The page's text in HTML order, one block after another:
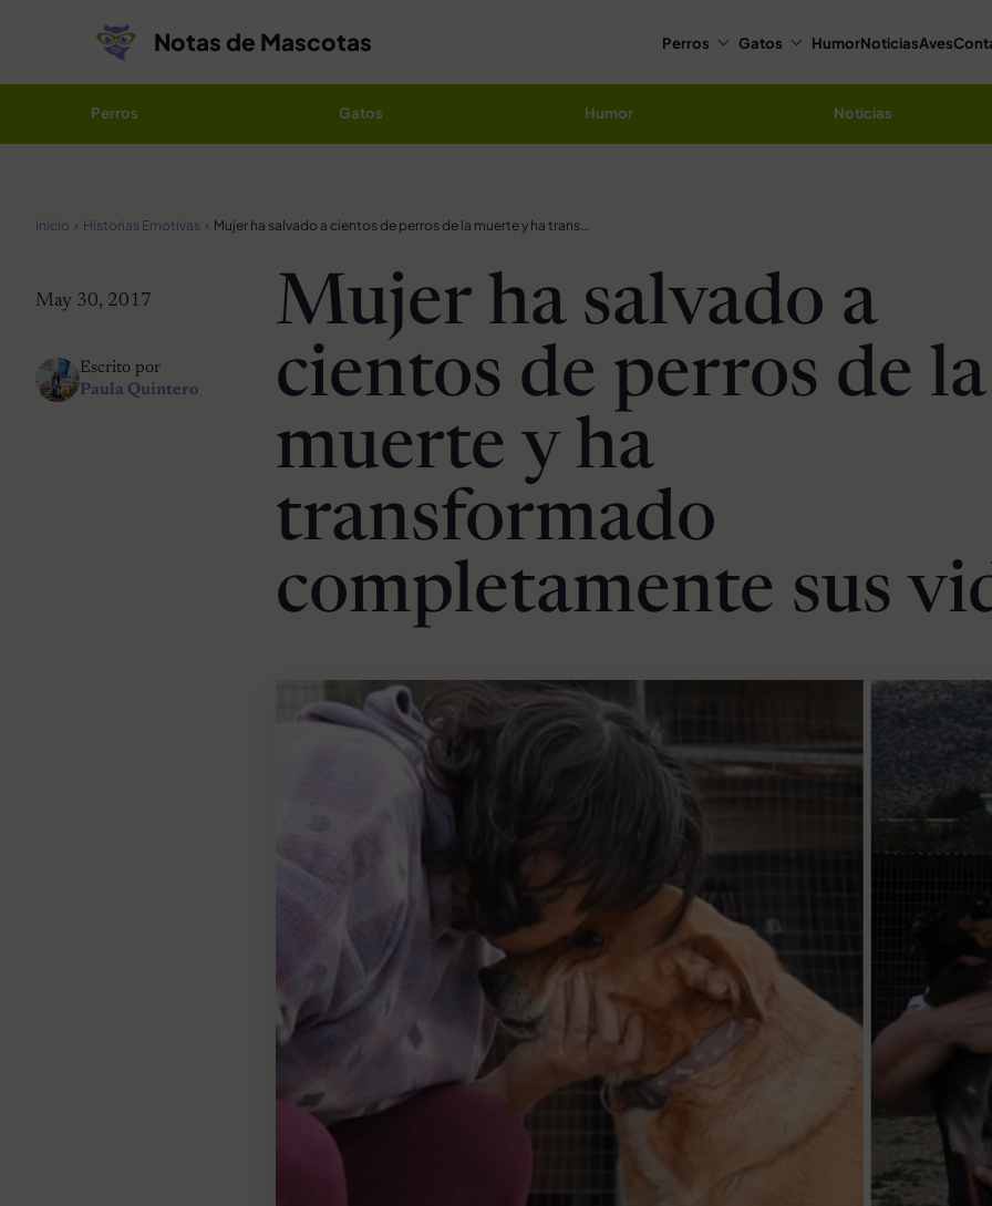
Notas de Mascotas Perros Gatos HumorNoticiasAves
Perros Gatos Humor Noticias
Inicio Historias Emotivas Mujer ha salvado a cientos de perros de la muerte y ha transformado completamente sus vidas
May 30, 2017
Escrito por
Paula Quintero
Mujer ha salvado a
cientos de perros de la
muerte y ha
transformado
completamente sus